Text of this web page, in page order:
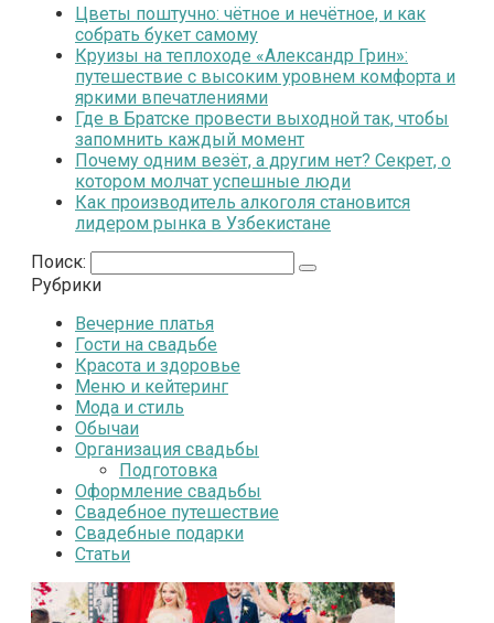
Цветы поштучно: чётное и нечётное, и как
собрать букет самому
Круизы на теплоходе «Александр Грин»:
путешествие с высоким уровнем комфорта и
яркими впечатлениями
Где в Братске провести выходной так, чтобы
запомнить каждый момент
Почему одним везёт, а другим нет? Секрет, о
котором молчат успешные люди
Как производитель алкоголя становится
лидером рынка в Узбекистане
Поиск:
Рубрики
Вечерние платья
Гости на свадьбе
Красота и здоровье
Меню и кейтеринг
Мода и стиль
Обычаи
Организация свадьбы
Подготовка
Оформление свадьбы
Свадебное путешествие
Свадебные подарки
Статьи